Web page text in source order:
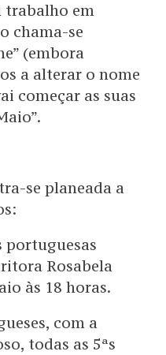
trabalho em
chama-se
(embora
a alterar o nome
começar as suas
se planeada a
portuguesas
Rosabela
às 18 horas.
com a
todas as 5ªs